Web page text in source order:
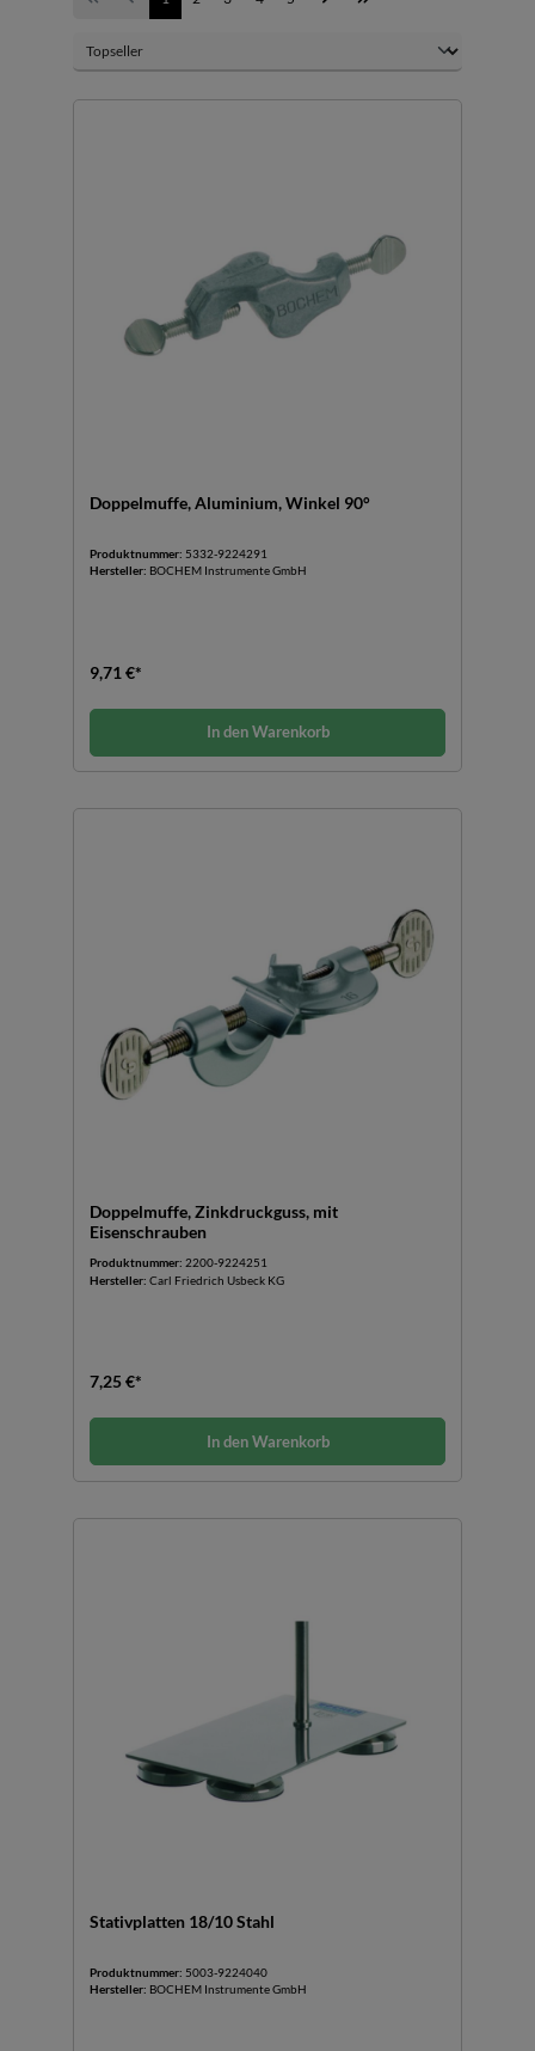
Doppelmuffe, Aluminium, Winkel 90°
Produktnummer: 5332-9224291
Hersteller: BOCHEM Instrumente GmbH
9,71 €*
In den Warenkorb
Doppelmuffe, Zinkdruckguss, mit
Eisenschrauben
Produktnummer: 2200-9224251
Hersteller: Carl Friedrich Usbeck KG
7,25 €*
In den Warenkorb
Stativplatten 18/10 Stahl
Produktnummer: 5003-9224040
Hersteller: BOCHEM Instrumente GmbH